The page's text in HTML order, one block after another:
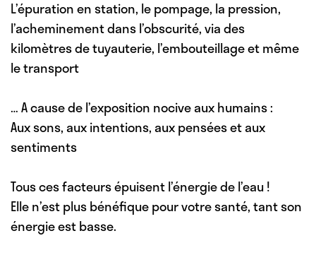
L’épuration en station, le pompage, la pression,
l’acheminement dans l’obscurité, via des
kilomètres de tuyauterie, l’embouteillage et même
le transport
… A cause de l’exposition nocive aux humains :
Aux sons, aux intentions, aux pensées et aux
sentiments
Tous ces facteurs épuisent l’énergie de l’eau !
Elle n’est plus bénéfique pour votre santé, tant son
énergie est basse.